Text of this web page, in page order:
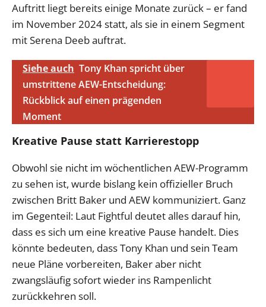
Auftritt liegt bereits einige Monate zurück – er fand
im November 2024 statt, als sie in einem Segment
mit Serena Deeb auftrat.
Siehe auch Tony Khan spricht über
umstrittene AEW-Entscheidung:
Rückblick auf einen prägenden
Moment
Kreative Pause statt Karrierestopp
Obwohl sie nicht im wöchentlichen AEW-Programm
zu sehen ist, wurde bislang kein offizieller Bruch
zwischen Britt Baker und AEW kommuniziert. Ganz
im Gegenteil: Laut Fightful deutet alles darauf hin,
dass es sich um eine kreative Pause handelt. Dies
könnte bedeuten, dass Tony Khan und sein Team
neue Pläne vorbereiten, Baker aber nicht
zwangsläufig sofort wieder ins Rampenlicht
zurückkehren soll.